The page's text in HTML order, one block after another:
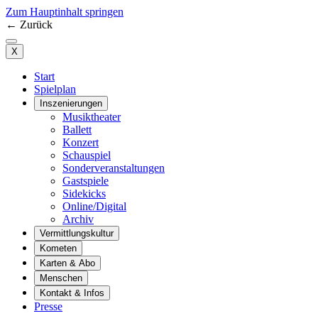
Zum Hauptinhalt springen
← Zurück
X
Start
Spielplan
Inszenierungen
Musiktheater
Ballett
Konzert
Schauspiel
Sonderveranstaltungen
Gastspiele
Sidekicks
Online/Digital
Archiv
Vermittlungskultur
Kometen
Karten & Abo
Menschen
Kontakt & Infos
Presse